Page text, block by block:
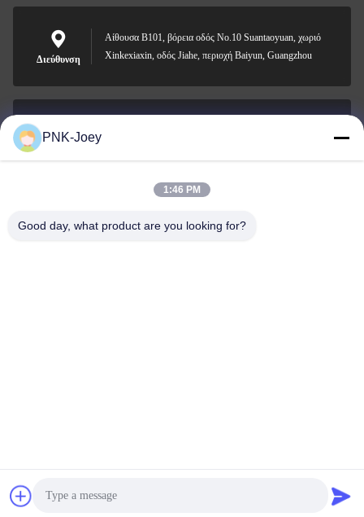
Βρείτε την καλύτερη τιμή
Διεύθυνση
Αίθουσα B101, βόρεια οδός No.10 Suantaoyuan, χωριό
Xinkexiaxin, οδός Jiahe, περιοχή Baiyun, Guangzhou
Ηλεκτρονικό
008613580404923
Guangzhou Xingchao Agriculture Machinery Co., Ltd.
PNK-Joey
1:46 PM
Good day, what product are you looking for?